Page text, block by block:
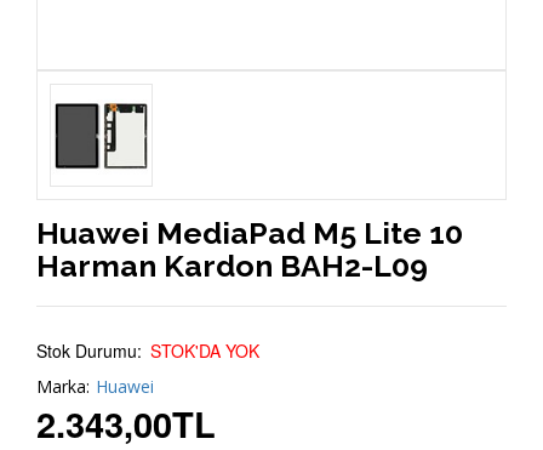
Huawei MediaPad M5 Lite 10
Harman Kardon BAH2-L09
Stok Durumu: STOK'DA YOK
Marka: Huawei
2.343,00TL